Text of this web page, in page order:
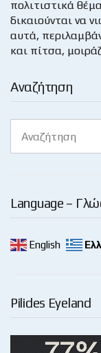
Αναζήτηση
for:
Language –
English
Pilides Eyeland
πολιτιστικά
δικαιούνται να
αυτά,
και πίτσα,